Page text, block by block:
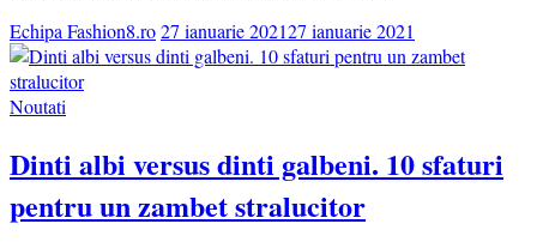
Echipa Fashion8.ro27 ianuarie 202127 ianuarie 2021
Noutati
Dinti albi versus dinti galbeni. 10 sfaturi
pentru un zambet stralucitor